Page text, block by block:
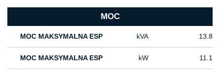
MOC
MOC MAKSYMALNA ESP kVA 13.8
MOC MAKSYMALNA ESP kW 11.1